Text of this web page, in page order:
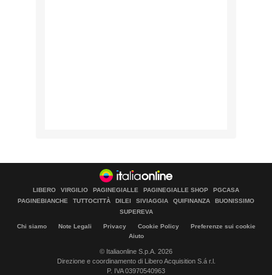
LIBERO VIRGILIO PAGINEGIALLE PAGINEGIALLE SHOP
PGCASA
PAGINEBIANCHE
TUTTOCITTÀ DILEI SIVIAGGIA QUIFINANZA
BUONISSIMO
SUPEREVA
Chi siamo Note Legali Privacy Cookie Policy
Preferenze sui cookie
Aiuto
© Italiaonline S.p.A. 2026
Direzione e coordinamento di Libero Acquisition S.á r.l.
P. IVA 03970540963